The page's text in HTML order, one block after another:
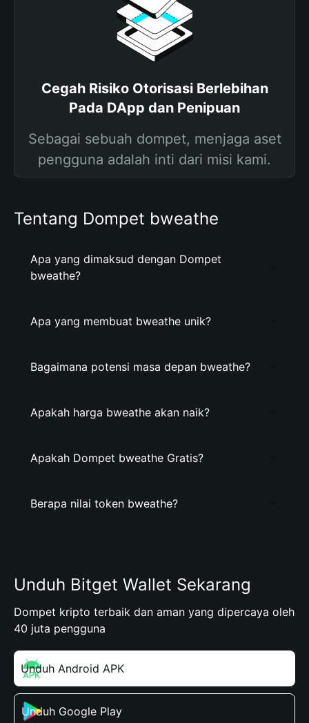
Cegah Risiko Otorisasi Berlebihan
Pada DApp dan Penipuan
Sebagai sebuah dompet, menjaga aset
pengguna adalah inti dari misi kami.
Tentang Dompet bweathe
Apa yang dimaksud dengan Dompet
bweathe?
Apa yang membuat bweathe unik?
Bagaimana potensi masa depan bweathe?
Apakah harga bweathe akan naik?
Apakah Dompet bweathe Gratis?
Berapa nilai token bweathe?
Unduh Bitget Wallet Sekarang
Dompet kripto terbaik dan aman yang dipercaya oleh
40 juta pengguna
Unduh Android APK
Unduh Google Play